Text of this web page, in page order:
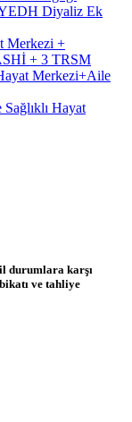
YEDH Diyaliz Ek
Merkezi +
+ 3 TRSM
Merkezi+Aile
Hayat
durumlara karşı
ve tahliye